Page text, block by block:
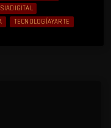
TECNOLOGÍAYARTE